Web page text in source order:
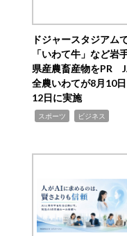
ドジャースタジアム
「いわて牛」など岩
県産農畜産物をPR
全農いわてが8月10日
12日に実施
スポーツ ビジネス